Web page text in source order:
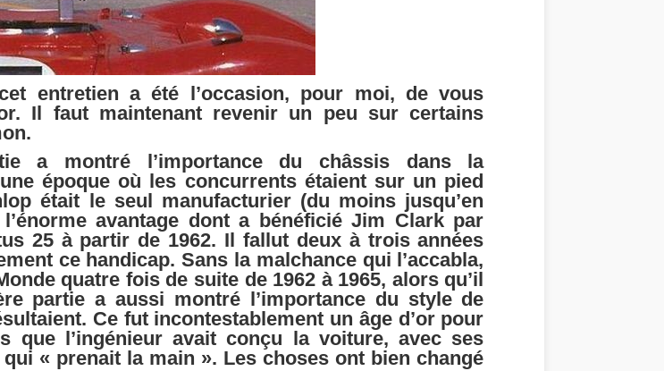
entretien a été l’occasion, pour moi, de vous
Il faut maintenant revenir un peu sur certains
a montré l’importance du châssis dans la
époque où les concurrents étaient sur un pied
était le seul manufacturier (du moins jusqu’en
avantage dont a bénéficié Jim Clark par
25 à partir de 1962. Il fallut deux à trois années
ce handicap. Sans la malchance qui l’accabla,
quatre fois de suite de 1962 à 1965, alors qu’il
partie a aussi montré l’importance du style de
Ce fut incontestablement un âge d’or pour
que l’ingénieur avait conçu la voiture, avec ses
« prenait la main ». Les choses ont bien changé